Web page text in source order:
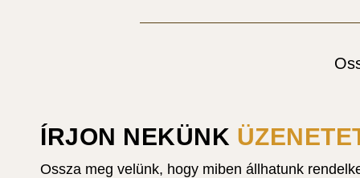
ÍRJON NEKÜNK
Ossza meg velünk, hogy miben állhatunk